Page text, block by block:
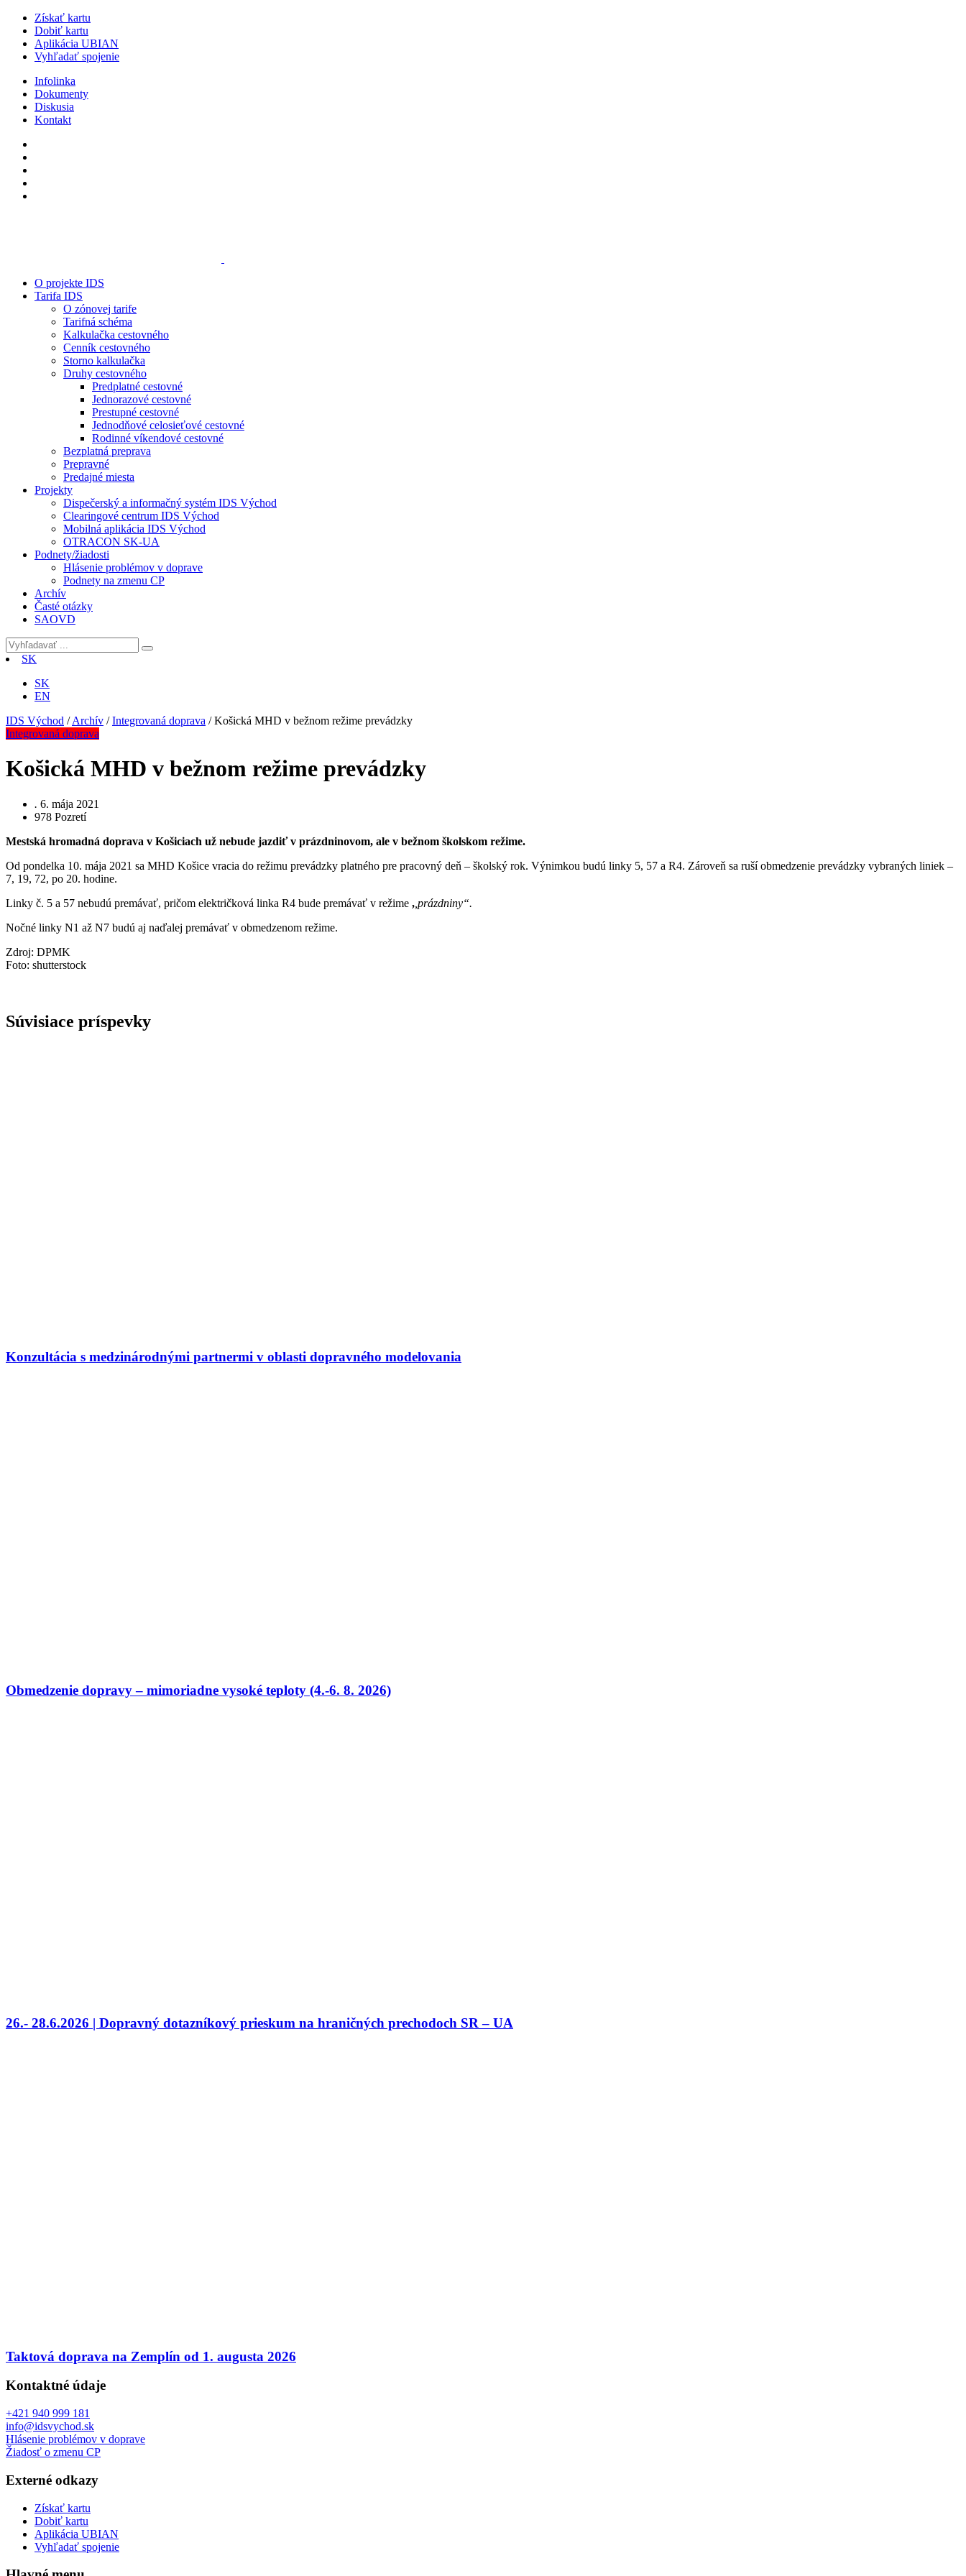
Získať kartu
Dobiť kartu
Aplikácia UBIAN
Vyhľadať spojenie
Infolinka
Dokumenty
Diskusia
Kontakt
O projekte IDS
Tarifa IDS
O zónovej tarife
Tarifná schéma
Kalkulačka cestovného
Cenník cestovného
Storno kalkulačka
Druhy cestovného
Predplatné cestovné
Jednorazové cestovné
Prestupné cestovné
Jednodňové celosieťové cestovné
Rodinné víkendové cestovné
Bezplatná preprava
Prepravné
Predajné miesta
Projekty
Dispečerský a informačný systém IDS Východ
Clearingové centrum IDS Východ
Mobilná aplikácia IDS Východ
OTRACON SK-UA
Podnety/žiadosti
Hlásenie problémov v doprave
Podnety na zmenu CP
Archív
Časté otázky
SAOVD
SK
SK
EN
IDS Východ /Archív /Integrovaná doprava /Košická MHD v bežnom režime prevádzky
Integrovaná doprava
Košická MHD v bežnom režime prevádzky
. 6. mája 2021
978 Pozretí
Mestská hromadná doprava v Košiciach už nebude jazdiť v prázdninovom, ale v bežnom školskom režime.
Od pondelka 10. mája 2021 sa MHD Košice vracia do režimu prevádzky platného pre pracovný deň – školský rok. Výnimkou budú linky 5, 57 a R4. Zároveň sa ruší obmedzenie prevádzky vybraných liniek –
7, 19, 72, po 20. hodine.
Linky č. 5 a 57 nebudú premávať, pričom električková linka R4 bude premávať v režime , ,prázdniny“.
Nočné linky N1 až N7 budú aj naďalej premávať v obmedzenom režime.
Zdroj: DPMK
Foto: shutterstock
Súvisiace príspevky
Konzultácia s medzinárodnými partnermi v oblasti dopravného modelovania
Obmedzenie dopravy – mimoriadne vysoké teploty (4.-6. 8. 2026)
26.- 28.6.2026 | Dopravný dotazníkový prieskum na hraničných prechodoch SR – UA
Taktová doprava na Zemplín od 1. augusta 2026
Kontaktné údaje
+421 940 999 181
info@idsvychod.sk
Hlásenie problémov v doprave
Žiadosť o zmenu CP
Externé odkazy
Získať kartu
Dobiť kartu
Aplikácia UBIAN
Vyhľadať spojenie